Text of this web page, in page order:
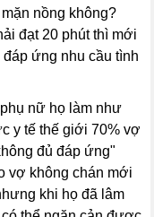
nồng không?
đạt 20 phút thì mới
ứng nhu cầu tình
nữ họ làm như
y tế thế giới 70% vợ
đủ đáp ứng"
vợ không chán mới
khi họ đã lâm